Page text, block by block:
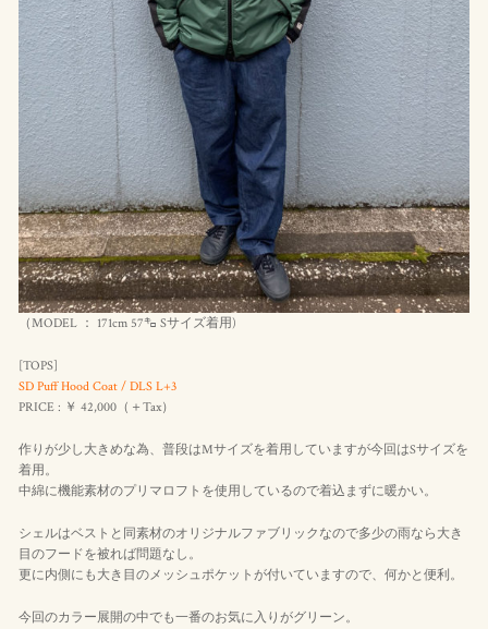
（MODEL ： 171cm 57㌔ Sサイズ着用)
[TOPS]
SD Puff Hood Coat / DLS L+3
PRICE : ￥ 42,000（＋Tax）
作りが少し大きめな為、普段はMサイズを着用していますが今回はSサイズを
着用。
中綿に機能素材のプリマロフトを使用しているので着込まずに暖かい。
シェルはベストと同素材のオリジナルファブリックなので多少の雨なら大き
目のフードを被れば問題なし。
更に内側にも大き目のメッシュポケットが付いていますので、何かと便利。
今回のカラー展開の中でも一番のお気に入りがグリーン。